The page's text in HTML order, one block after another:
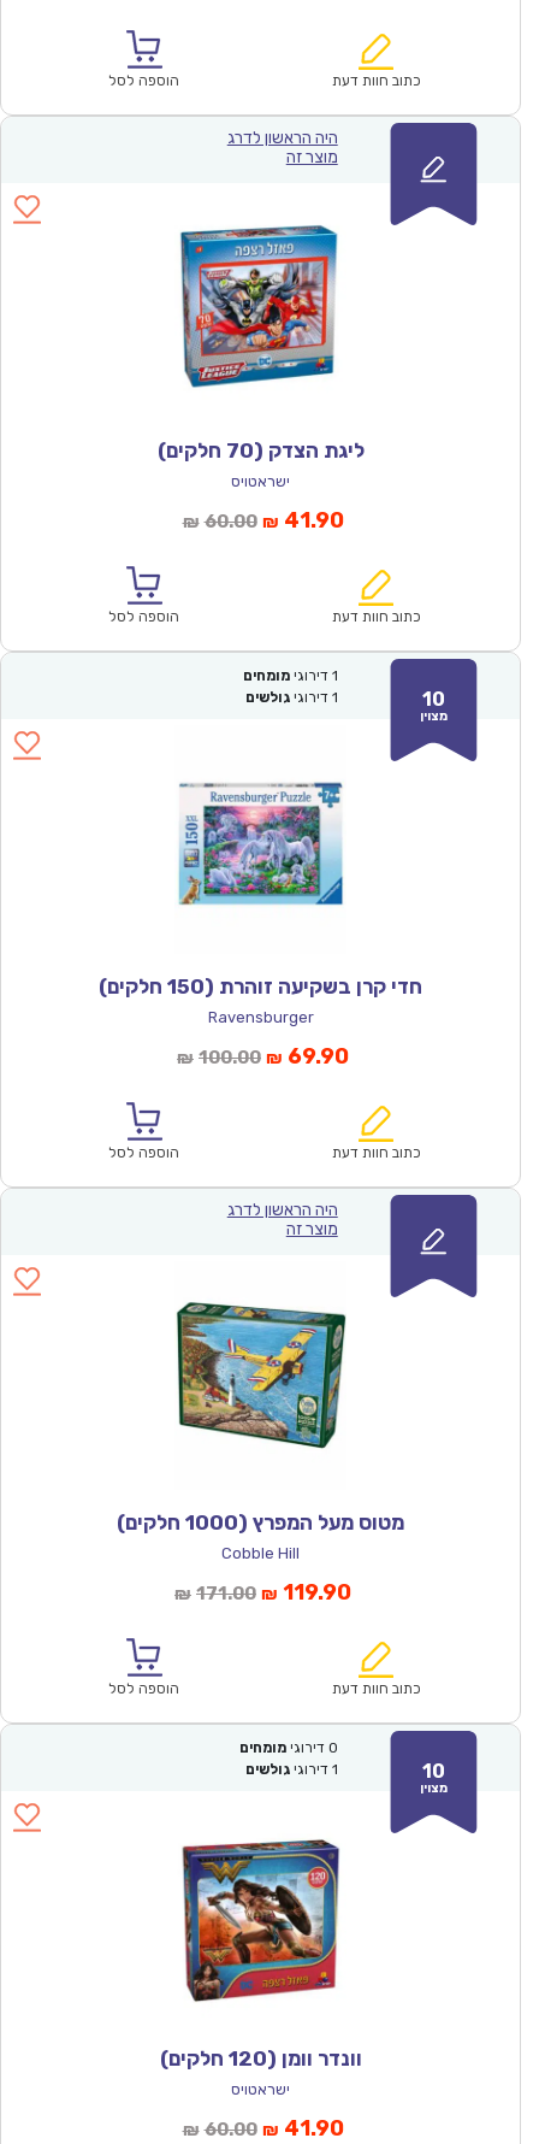
₪61.00.
הוא:
כתוב חוות דעת הוספה לסל
היה הראשון לדרג
מוצר זה
ליגת הצדק (70 חלקים)
ישראטויס
₪ 60.00המחיר
₪60.00.
₪ 41.90המחיר
הוא:
כתוב חוות דעת הוספה לסל
10
מצוין
1 דירוגי מומחים
1 דירוגי גולשים
חדי קרן בשקיעה זוהרת (150 חלקים)
Ravensburger
₪ 100.00המחיר
₪100.00.
₪ 69.90המחיר
הוא:
כתוב חוות דעת הוספה לסל
היה הראשון לדרג
מוצר זה
מטוס מעל המפרץ (1000 חלקים)
Cobble Hill
₪ 171.00המחיר
₪171.00.
₪ 119.90המחיר
הוא:
כתוב חוות דעת הוספה לסל
10
מצוין
0 דירוגי מומחים
1 דירוגי גולשים
וונדר וומן (120 חלקים)
ישראטויס
₪ 60.00המחיר
₪ 41.90המחיר